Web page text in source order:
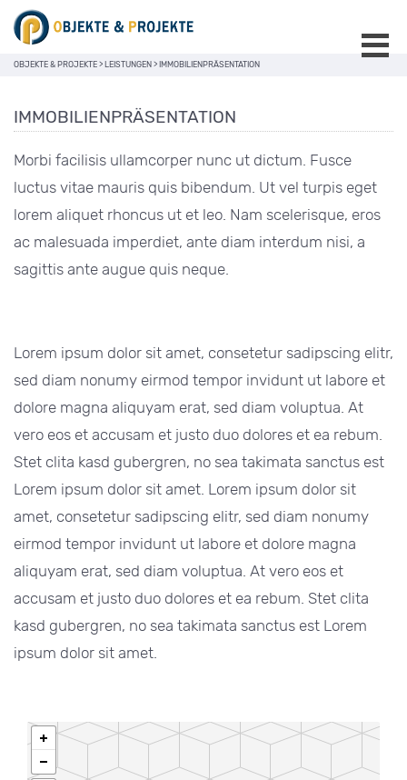
OBJEKTE & PROJEKTE > LEISTUNGEN > IMMOBILIENPRÄSENTATION
IMMOBILIENPRÄSENTATION
Morbi facilisis ullamcorper nunc ut dictum. Fusce
luctus vitae mauris quis bibendum. Ut vel turpis eget
lorem aliquet rhoncus ut et leo. Nam scelerisque, eros
ac malesuada imperdiet, ante diam interdum nisi, a
sagittis ante augue quis neque.
Lorem ipsum dolor sit amet, consetetur sadipscing elitr,
sed diam nonumy eirmod tempor invidunt ut labore et
dolore magna aliquyam erat, sed diam voluptua. At
vero eos et accusam et justo duo dolores et ea rebum.
Stet clita kasd gubergren, no sea takimata sanctus est
Lorem ipsum dolor sit amet. Lorem ipsum dolor sit
amet, consetetur sadipscing elitr, sed diam nonumy
eirmod tempor invidunt ut labore et dolore magna
aliquyam erat, sed diam voluptua. At vero eos et
accusam et justo duo dolores et ea rebum. Stet clita
kasd gubergren, no sea takimata sanctus est Lorem
ipsum dolor sit amet.